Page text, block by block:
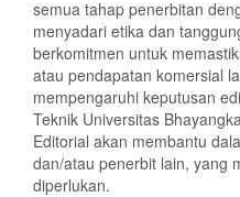
semua tahap penerbitan
menyadari etika dan
berkomitmen untuk
atau pendapatan komersial
mempengaruhi keputusan
Teknik Universitas
Editorial akan membantu
dan/atau penerbit lain, yang
diperlukan.